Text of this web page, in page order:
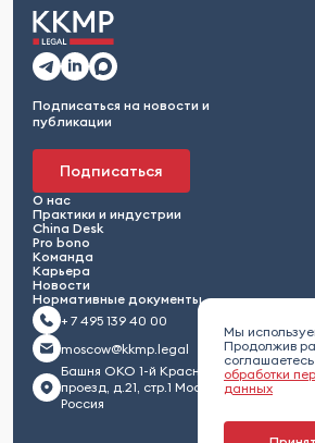
Мы
Продолжив
обработки
данных
Подписаться на новости и
публикации
Подписаться
О нас
Практики и индустрии
China Desk
Pro bono
Команда
Карьера
Новости
Нормативные документы
+ 7 495 139 40 00
moscow@kkmp.legal
Башня ОКО 1-й Красногвардейский
проезд, д.21, стр.1 Москва 123112,
Россия